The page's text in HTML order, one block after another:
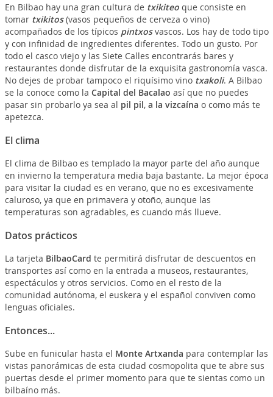
En Bilbao hay una gran cultura de txikiteoque consiste en
tomar txikitos(vasos pequeños de cerveza o vino)
acompañados de los típicos pintxosvascos. Los hay de todo tipo
y con infinidad de ingredientes diferentes. Todo un gusto. Por
todo el casco viejo y las Siete Calles encontrarás bares y
restaurantes donde disfrutar de la exquisita gastronomía vasca.
No dejes de probar tampoco el riquísimo vino txakoli. A Bilbao
se la conoce como la Capital del Bacalao así que no puedes
pasar sin probarlo ya sea al pil pil, a la vizcaína o como más te
apetezca.
El clima
El clima de Bilbao es templado la mayor parte del año aunque
en invierno la temperatura media baja bastante. La mejor época
para visitar la ciudad es en verano, que no es excesivamente
caluroso, ya que en primavera y otoño, aunque las
temperaturas son agradables, es cuando más llueve.
Datos prácticos
La tarjeta BilbaoCard te permitirá disfrutar de descuentos en
transportes así como en la entrada a museos, restaurantes,
espectáculos y otros servicios. Como en el resto de la
comunidad autónoma, el euskera y el español conviven como
lenguas oficiales.
Entonces...
Sube en funicular hasta el Monte Artxanda para contemplar las
vistas panorámicas de esta ciudad cosmopolita que te abre sus
puertas desde el primer momento para que te sientas como un
bilbaíno más.